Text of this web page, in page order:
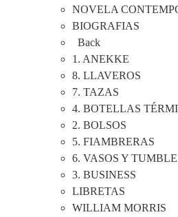
NOVELA
BIOGRAFIAS
Back
1. ANEKKE
8. LLAVEROS
7. TAZAS
4. BOTELLAS
2. BOLSOS
5. FIAMBRERAS
6. VASOS Y
3. BUSINESS
LIBRETAS
WILLIAM MORRIS